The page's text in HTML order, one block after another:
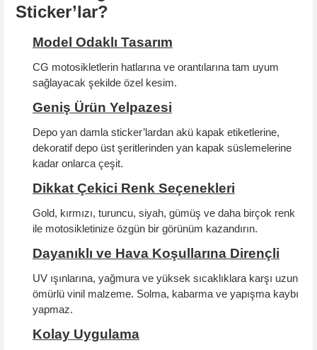
Sticker’lar?
Model Odaklı Tasarım
CG motosikletlerin hatlarına ve orantılarına tam uyum
sağlayacak şekilde özel kesim.
Geniş Ürün Yelpazesi
Depo yan damla sticker’lardan akü kapak etiketlerine,
dekoratif depo üst şeritlerinden yan kapak süslemelerine
kadar onlarca çeşit.
Dikkat Çekici Renk Seçenekleri
Gold, kırmızı, turuncu, siyah, gümüş ve daha birçok renk
ile motosikletinize özgün bir görünüm kazandırın.
Dayanıklı ve Hava Koşullarına Dirençli
UV ışınlarına, yağmura ve yüksek sıcaklıklara karşı uzun
ömürlü vinil malzeme. Solma, kabarma ve yapışma kaybı
yapmaz.
Kolay Uygulama